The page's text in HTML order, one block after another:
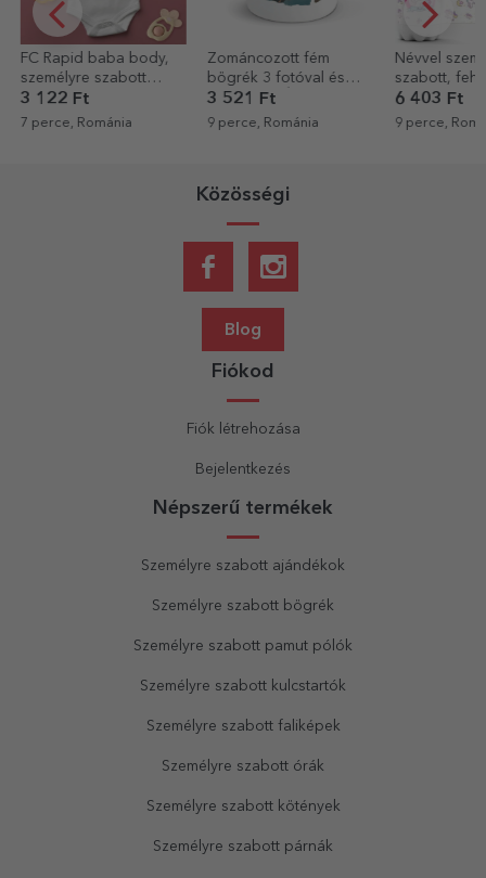
Zománcozott fém
bögrék 3 fotóval és
üzenettel - Élvezd a
kalandot
3 521 Ft
9 perce, Románia
Névvel személyre
szabott, fehér talpú
termosz - Unicorns
6 403 Ft
9 perce, Románia
Személyre
Rapid
2 882 Ft
12 perce,
Közösségi
Blog
Fiókod
Fiók létrehozása
Bejelentkezés
Népszerű termékek
Személyre szabott ajándékok
Személyre szabott bögrék
Személyre szabott pamut pólók
Személyre szabott kulcstartók
Személyre szabott faliképek
Személyre szabott órák
Személyre szabott kötények
Személyre szabott párnák